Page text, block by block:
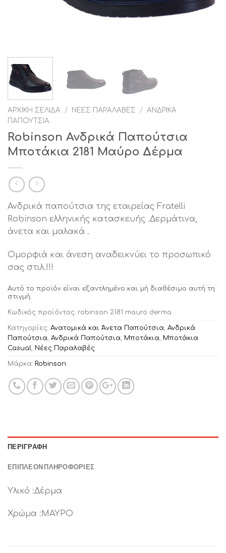
ΑΡΧΙΚΉ ΣΕΛΊΔΑ / ΝΈΕΣ ΠΑΡΑΛΑΒΈΣ / ΑΝΔΡΙΚΆ
ΠΑΠΟΎΤΣΙΑ
Robinson Ανδρικά Παπούτσια
Μποτάκια 2181 Μαύρο Δέρμα
Ανδρικά παπούτσια της εταιρείας Fratelli
Robinson ελληνικής κατασκευής .Δερμάτινα,
άνετα και μαλακά .
Ομορφιά και άνεση αναδεικνύει το προσωπικό
σας στιλ.!!!
Αυτό το προϊόν είναι εξαντλημένο και μή διαθέσιμο αυτή τη
στιγμή.
Κωδικός προϊόντος: robinson 2181 mauro derma
Κατηγορίες: Ανατομικά και Άνετα Παπούτσια Ανδρικά
Παπούτσια Ανδρικά Παπούτσια Μποτάκια
Μποτάκια
Casual
Νέες Παραλαβές
Μάρκα: Robinson
ΠΕΡΙΓΡΑΦΉ
ΕΠΙΠΛΈΟΝ ΠΛΗΡΟΦΟΡΊΕΣ
Υλικό :Δέρμα
Χρώμα :ΜΑΥΡΟ